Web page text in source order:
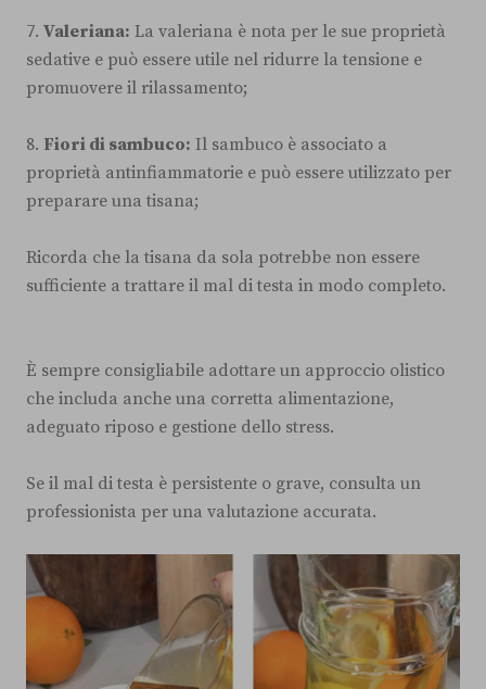
7. Valeriana: La valeriana è nota per le sue proprietà
sedative e può essere utile nel ridurre la tensione e
promuovere il rilassamento;
8. Fiori di sambuco: Il sambuco è associato a
proprietà antinfiammatorie e può essere utilizzato per
preparare una tisana;
Ricorda che la tisana da sola potrebbe non essere
sufficiente a trattare il mal di testa in modo completo.
È sempre consigliabile adottare un approccio olistico
che includa anche una corretta alimentazione,
adeguato riposo e gestione dello stress.
Se il mal di testa è persistente o grave, consulta un
professionista per una valutazione accurata.